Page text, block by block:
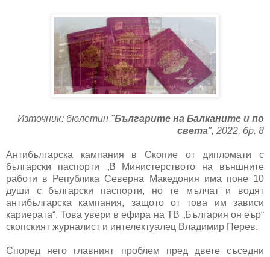
Източник: бюлетин "Българите на Балканите и по
света", 2022, бр. 8
Антибългарска кампания в Скопие от дипломати с
български паспорти „В Министерството на външните
работи в Република Северна Македония има поне 10
души с български паспорти, но те мълчат и водят
антибългарска кампания, защото от това им зависи
кариерата“. Това увери в ефира на ТВ „България он еър“
скопският журналист и интелектуалец Владимир Перев.
Според него главният проблем пред двете съседни